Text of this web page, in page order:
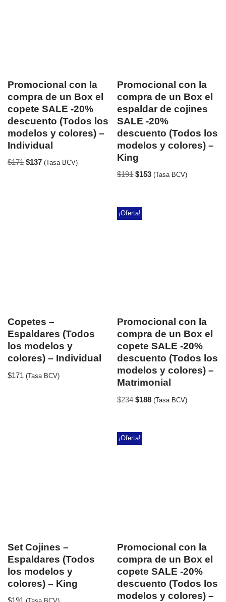
Promocional con la
compra de un Box el
copete SALE -20%
descuento (Todos los
modelos y colores) –
Individual
$171 $137 (Tasa BCV)
Promocional con la
compra de un Box el
espaldar de cojines
SALE -20%
descuento (Todos los
modelos y colores) –
King
$191 $153 (Tasa BCV)
Copetes –
Espaldares (Todos
los modelos y
colores) – Individual
$171 (Tasa BCV)
¡Oferta!
Promocional con la
compra de un Box el
copete SALE -20%
descuento (Todos los
modelos y colores) –
Matrimonial
$234 $188 (Tasa BCV)
Set Cojines –
Espaldares (Todos
los modelos y
colores) – King
$191
¡Oferta!
Promocional con la
compra de un Box el
copete SALE -20%
descuento (Todos los
modelos y colores) –